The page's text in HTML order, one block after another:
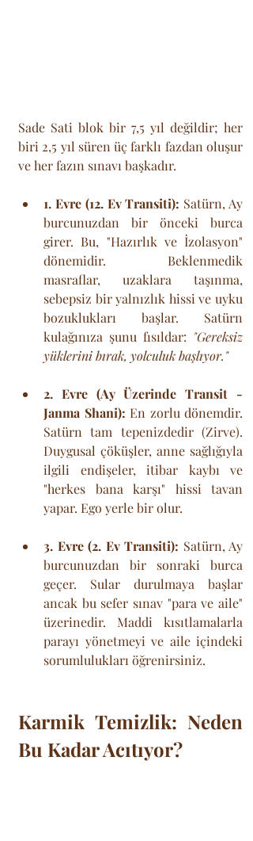
Sade Sati blok bir 7,5 yıl değildir; her
biri 2,5 yıl süren üç farklı fazdan oluşur
ve her fazın sınavı başkadır.
1. Evre (12. Ev Transiti): Satürn, Ay
burcunuzdan bir önceki burca
girer. Bu, "Hazırlık ve İzolasyon"
dönemidir. Beklenmedik
masraflar, uzaklara taşınma,
sebepsiz bir yalnızlık hissi ve uyku
bozuklukları başlar. Satürn
kulağınıza şunu fısıldar: "Gereksiz
yüklerini bırak, yolculuk başlıyor."
2. Evre (Ay Üzerinde Transit -
Janma Shani): En zorlu dönemdir.
Satürn tam tepenizdedir (Zirve).
Duygusal çöküşler, anne sağlığıyla
ilgili endişeler, itibar kaybı ve
"herkes bana karşı" hissi tavan
yapar. Ego yerle bir olur.
3. Evre (2. Ev Transiti): Satürn, Ay
burcunuzdan bir sonraki burca
geçer. Sular durulmaya başlar
ancak bu sefer sınav "para ve aile"
üzerinedir. Maddi kısıtlamalarla
parayı yönetmeyi ve aile içindeki
sorumlulukları öğrenirsiniz.
Karmik Temizlik: Neden
Bu Kadar Acıtıyor?